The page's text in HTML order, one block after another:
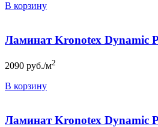
В корзину
Ламинат Kronotex Dynamic
2090 руб./м2
В корзину
Ламинат Kronotex Dynamic